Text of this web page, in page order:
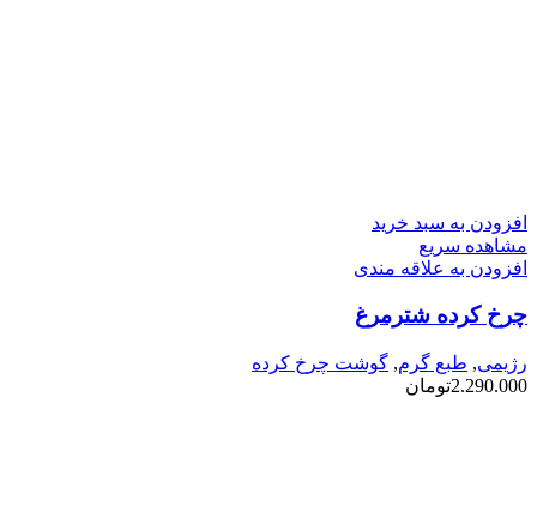
افزودن به سبد خرید
مشاهده سریع
افزودن به علاقه مندی
چرخ کرده شترمرغ
رژیمی, طبع گرم, گوشت چرخ کرده
2.290.000تومان